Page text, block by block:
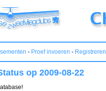
- Proef invoeren - Registreren
op 2009-08-22